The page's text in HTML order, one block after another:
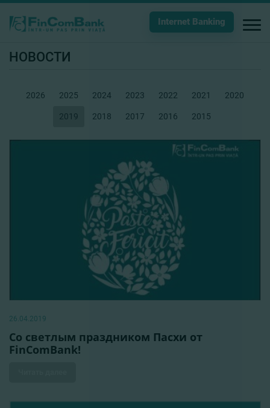
Internet Banking
НОВОСТИ
2026 2025 2024 2023 2022 2021 2020
2019 2018 2017 2016 2015
26.04.2019
Со светлым праздником Пасхи от
FinComBank!